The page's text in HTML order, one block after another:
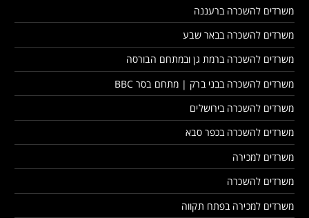
משרדים להשכרה ברעננה
משרדים להשכרה בבאר שבע
משרדים להשכרה ברמת גן ובמתחם הבורסה
משרדים להשכרה בבני ברק | מתחם בסר BBC
משרדים להשכרה בירושלים
משרדים להשכרה בכפר סבא
משרדים למכירה
משרדים להשכרה
משרדים למכירה בפתח תקווה